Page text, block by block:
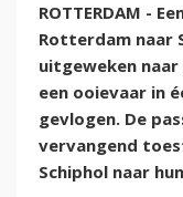
ROTTERDAM -
Rotterdam naar
uitgeweken
een ooievaar in
gevlogen. De
vervangend
Schiphol naar